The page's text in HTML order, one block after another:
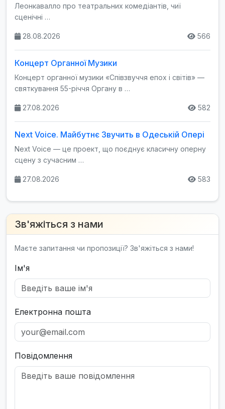
Леонкавалло про театральних комедіантів, чиї
сценічні …
28.08.2026 566
Концерт Органної Музики
Концерт органної музики «Співзвуччя епох і світів» —
святкування 55-річчя Органу в …
27.08.2026 582
Next Voice. Майбутнє Звучить в Одеській Опері
Next Voice — це проект, що поєднує класичну оперну
сцену з сучасним …
27.08.2026 583
Зв'яжіться з нами
Маєте запитання чи пропозиції? Зв'яжіться з нами!
Ім'я
Електронна пошта
Повідомлення